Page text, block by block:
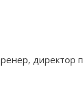
директор